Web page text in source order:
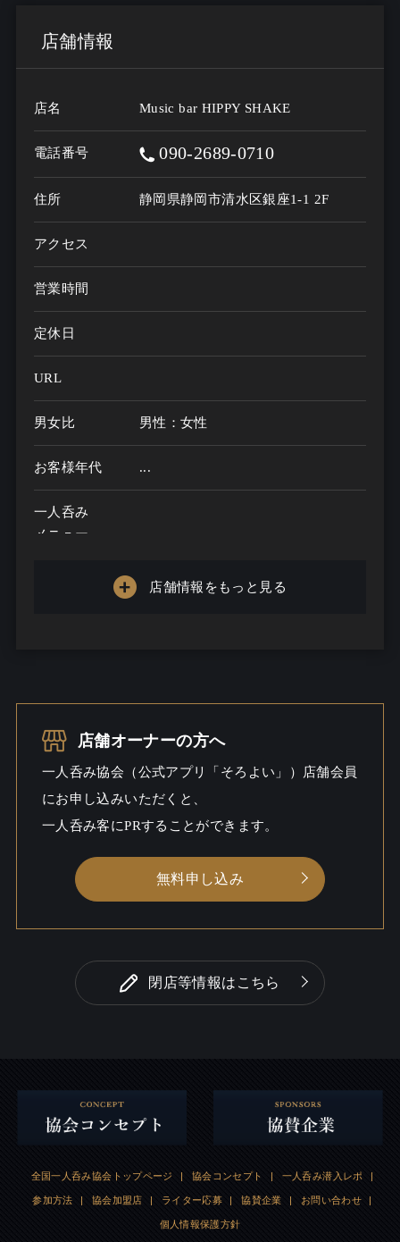
店舗情報
店名 Music bar HIPPY SHAKE
電話番号 090-2689-0710
住所 静岡県静岡市清水区銀座1-1 2F
アクセス
営業時間
定休日
URL
男女比 男性：女性
お客様年代 ...
一人呑み
メニュー
シーン
店舗情報をもっと見る
店舗オーナーの方へ
一人呑み協会（公式アプリ「そろよい」）店舗会員
にお申し込みいただくと、
一人呑み客にPRすることができます。
無料申し込み
閉店等情報はこちら
全国一人呑み協会トップページ | 協会コンセプト | 一人呑み潜入レポ |
参加方法 | 協会加盟店 | ライター応募 | 協賛企業 | お問い合わせ |
個人情報保護方針